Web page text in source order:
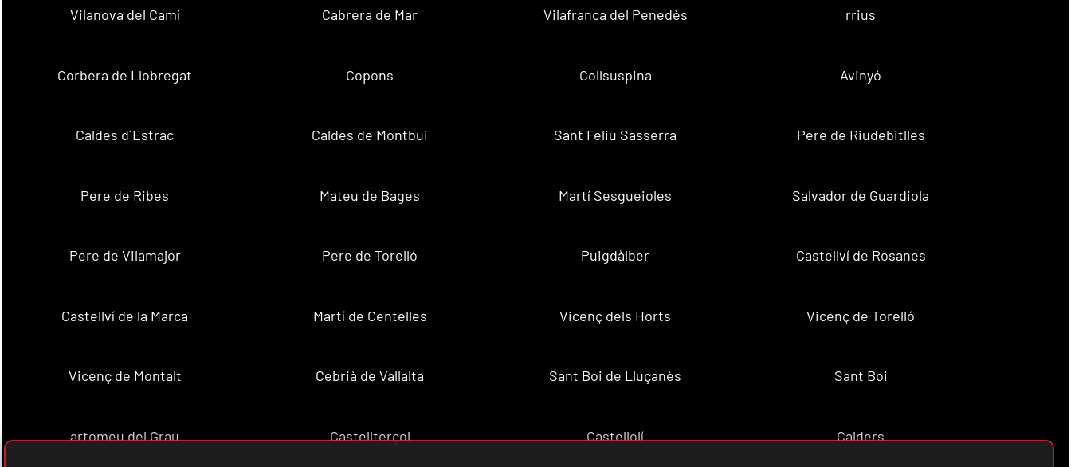
Vilanova del Camí Cabrera de Mar Vilafranca del Penedès rrius
Corbera de Llobregat Copons Collsuspina Avinyó
Caldes d´Estrac Caldes de Montbui Sant Feliu Sasserra Pere de Riudebitlles
Pere de Ribes Mateu de Bages Martí Sesgueioles Salvador de Guardiola
Pere de Vilamajor Pere de Torelló Puigdàlber Castellví de Rosanes
Castellví de la Marca Martí de Centelles Vicenç dels Horts Vicenç de Torelló
Vicenç de Montalt Cebrià de Vallalta Sant Boi de Lluçanès Sant Boi
artomeu del Grau Castellterçol Castellolí Calders